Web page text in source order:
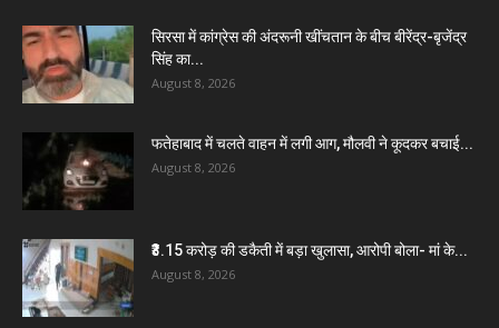
सिरसा में कांग्रेस की अंदरूनी खींचतान के बीच बीरेंद्र-बृजेंद्र
सिंह का...
August 8, 2026
फतेहाबाद में चलते वाहन में लगी आग, मौलवी ने कूदकर बचाई...
August 8, 2026
₹3.15 करोड़ की डकैती में बड़ा खुलासा, आरोपी बोला- मां के...
August 8, 2026